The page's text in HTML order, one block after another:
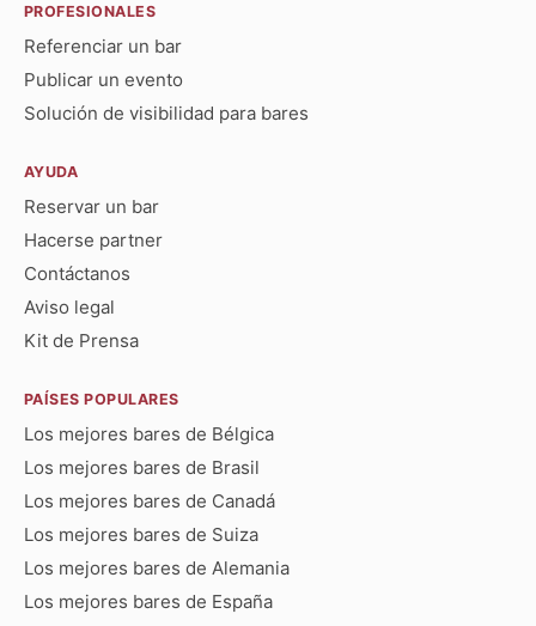
PROFESIONALES
Referenciar un bar
Publicar un evento
Solución de visibilidad para bares
AYUDA
Reservar un bar
Hacerse partner
Contáctanos
Aviso legal
Kit de Prensa
PAÍSES POPULARES
Los mejores bares de Bélgica
Los mejores bares de Brasil
Los mejores bares de Canadá
Los mejores bares de Suiza
Los mejores bares de Alemania
Los mejores bares de España